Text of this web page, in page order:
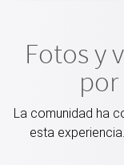
Fotos y
La comunidad ha
esta